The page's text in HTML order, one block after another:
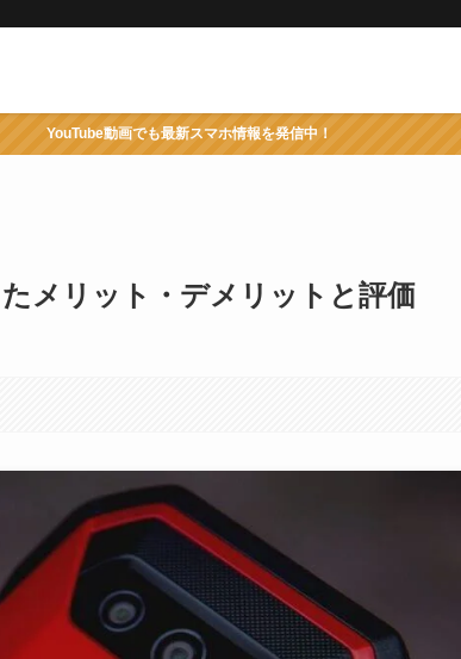
YouTube動画でも最新スマホ情報を発信中！
メリット・デメリットと評価